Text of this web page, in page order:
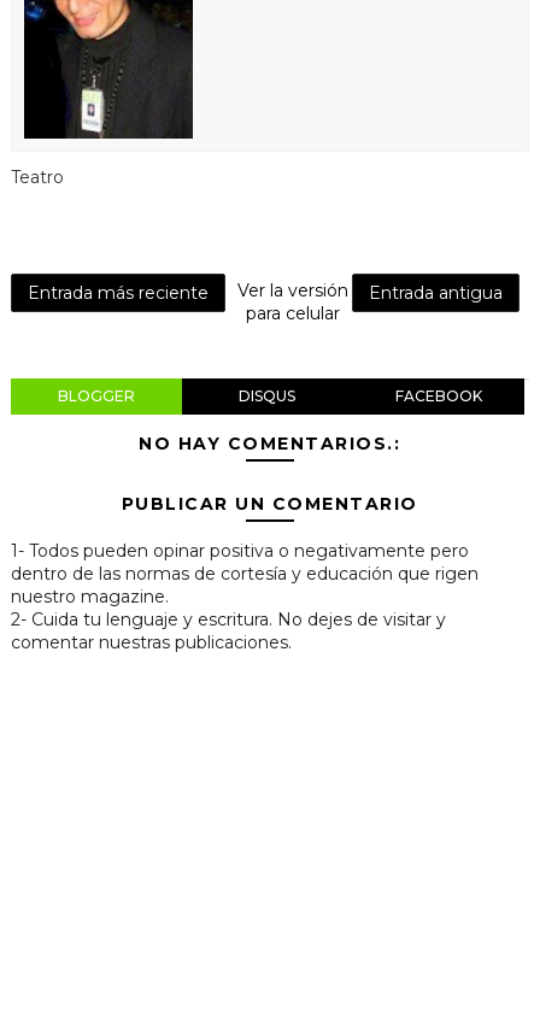
Teatro
Entrada más reciente Entrada antigua
Ver la versión
para celular
BLOGGER DISQUS FACEBOOK
NO HAY COMENTARIOS.:
PUBLICAR UN COMENTARIO
1- Todos pueden opinar positiva o negativamente pero
dentro de las normas de cortesía y educación que rigen
nuestro magazine.
2- Cuida tu lenguaje y escritura. No dejes de visitar y
comentar nuestras publicaciones.